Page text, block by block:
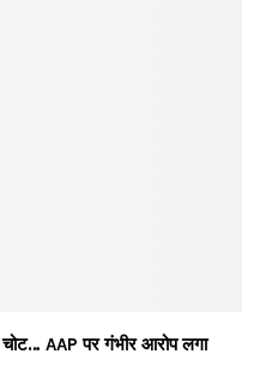
चोट… AAP पर गंभीर आरोप लगा